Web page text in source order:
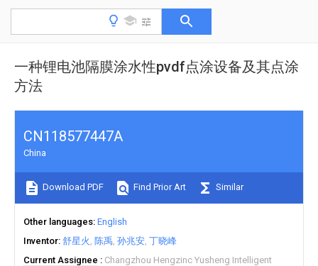
一种锂电池隔膜涂水性pvdf点涂设备及其点涂
方法
CN118577447A
China
Download PDF Find Prior Art Similar
Other languages English
Inventor 舒星火 陈禹 孙兆安 丁晓峰
Current Assignee
Changzhou Hengzinc Yusheng Intelligent